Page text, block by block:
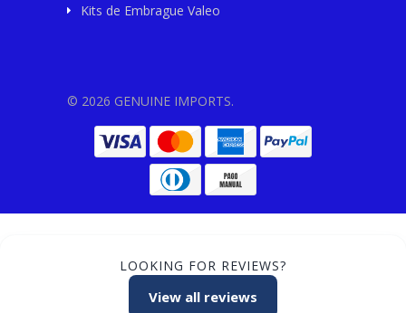
Kits de Embrague Valeo
© 2026 GENUINE IMPORTS.
LOOKING FOR REVIEWS?
View all reviews